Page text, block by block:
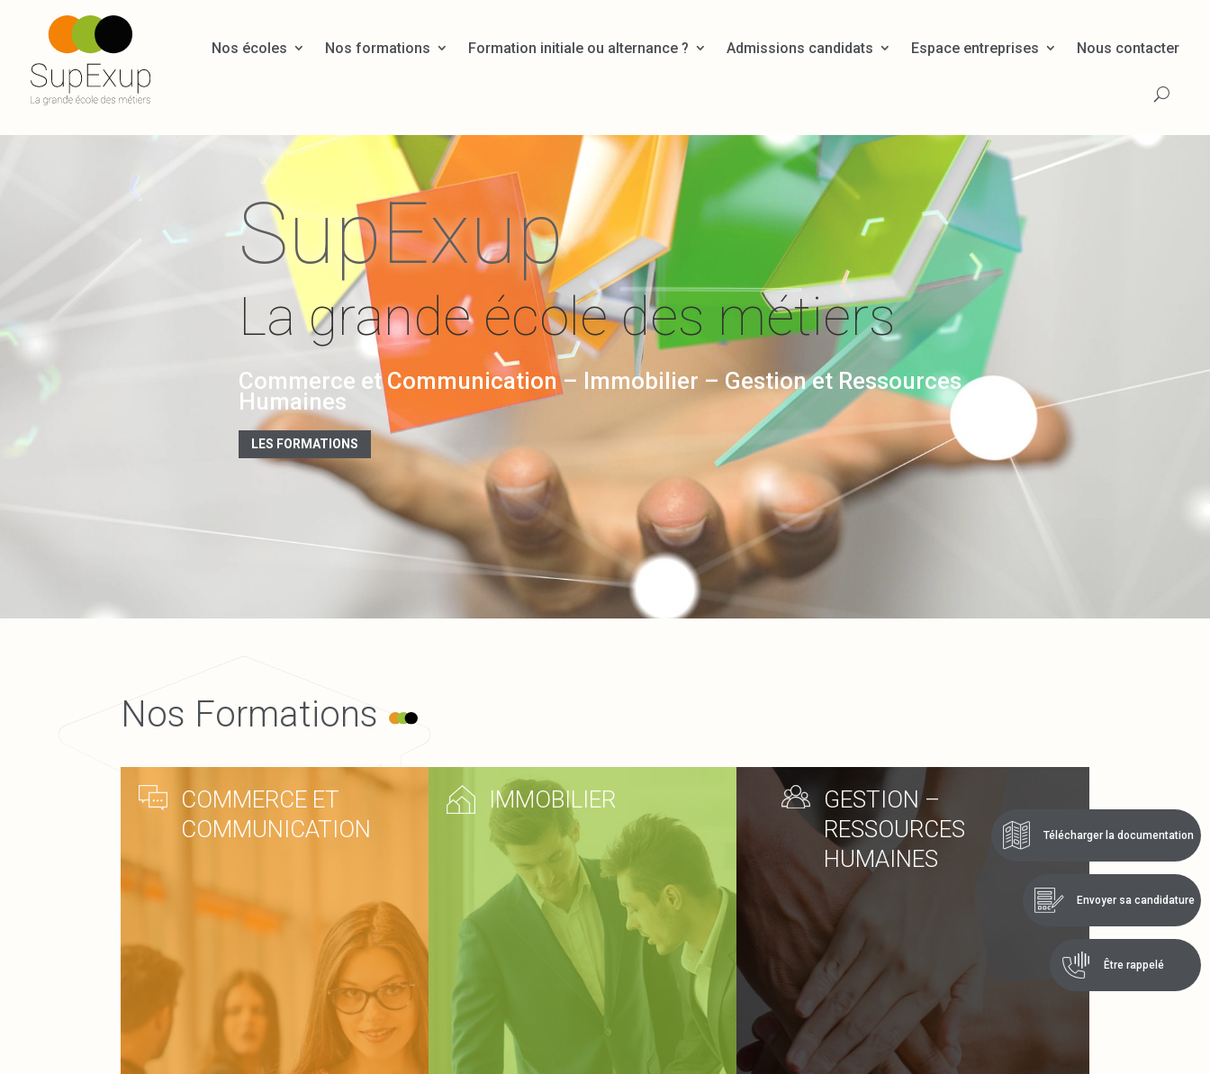
Nos écoles Nos formations Formation initiale ou alternance ? Admissions candidats Espace entreprises Nous contacter
SupExup
La grande école des métiers
Commerce et Communication – Immobilier – Gestion et Ressources
Humaines
LES FORMATIONS
Nos Formations
COMMERCE ET
COMMUNICATION
IMMOBILIER
GESTION –
RESSOURCES
HUMAINES
Télécharger la documentation
Envoyer sa candidature
Être rappelé